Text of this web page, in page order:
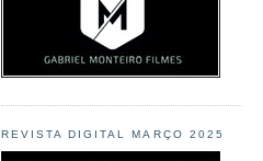
REVISTA DIGITAL MARÇO 2025